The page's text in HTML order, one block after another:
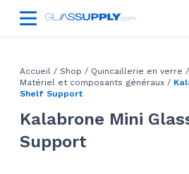
Accueil / Shop / Quincaillerie en verre /
Matériel et composants généraux /
Shelf Support
Kalabrone Mini
Support